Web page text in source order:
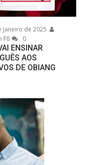
Janeiro de 2025
F8
0
ENSINAR
AOS
DE OBIANG